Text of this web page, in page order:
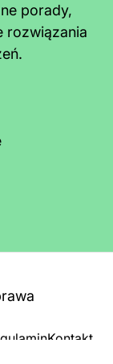
porady,
rozwiązania
Kontakt